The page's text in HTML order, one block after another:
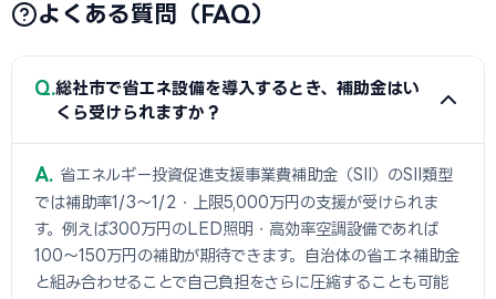
よくある質問（FAQ）
Q 総社市で省エネ設備を導入するとき、補助金はい
くら受けられますか？
A
省エネルギー投資促進支援事業費補助金（SII）のSII類型
では補助率1/3〜1/2・上限5,000万円の支援が受けられま
す。例えば300万円のLED照明・高効率空調設備であれば
100〜150万円の補助が期待できます。自治体の省エネ補助金
と組み合わせることで自己負担をさらに圧縮することも可能